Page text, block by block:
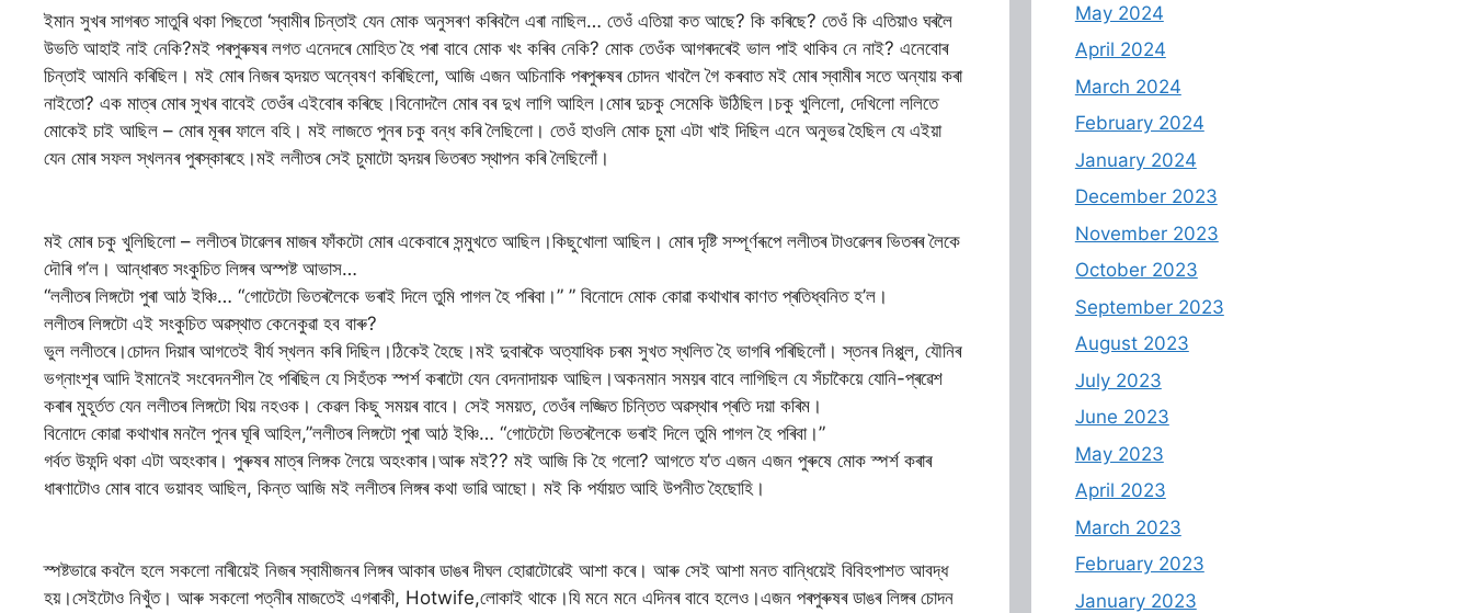
ইমান সুখৰ সাগৰত সাতুৰি থকা পিছতো ‘স্বামীৰ চিন্তাই যেন মোক অনুসৰণ কৰিবলৈ এৰা নাছিল… তেওঁ এতিয়া কত আছে? কি কৰিছে? তেওঁ কি এতিয়াও ঘৰলৈ
উভতি আহাই নাই নেকি?মই পৰপুৰুষৰ লগত এনেদৰে মোহিত হৈ পৰা বাবে মোক খং কৰিব নেকি? মোক তেওঁক আগৰদৰেই ভাল পাই থাকিব নে নাই? এনেবোৰ
চিন্তাই আমনি কৰিছিল। মই মোৰ নিজৰ হৃদয়ত অন্বেষণ কৰিছিলো, আজি এজন অচিনাকি পৰপুৰুষৰ চোদন খাবলৈ গৈ কৰবাত মই মোৰ স্বামীৰ সতে অন্যায় কৰা
নাইতো? এক মাত্ৰ মোৰ সুখৰ বাবেই তেওঁৰ এইবোৰ কৰিছে।বিনোদলৈ মোৰ বৰ দুখ লাগি আহিল।মোৰ দুচকু সেমেকি উঠিছিল।চকু খুলিলো, দেখিলো ললিতে
মোকেই চাই আছিল – মোৰ মূৰৰ ফালে বহি। মই লাজতে পুনৰ চকু বন্ধ কৰি লৈছিলো। তেওঁ হাওলি মোক চুমা এটা খাই দিছিল এনে অনুভৱ হৈছিল যে এইয়া
যেন মোৰ সফল স্খলনৰ পুৰস্কাৰহে।মই ললীতৰ সেই চুমাটো হৃদয়ৰ ভিতৰত স্থাপন কৰি লৈছিলোঁ।
মই মোৰ চকু খুলিছিলো – ললীতৰ টাৱেলৰ মাজৰ ফাঁকটো মোৰ একেবাৰে সন্মুখতে আছিল।কিছুখোলা আছিল। মোৰ দৃষ্টি সম্পূৰ্ণৰূপে ললীতৰ টাওৱেলৰ ভিতৰৰ লৈকে
দৌৰি গ’ল। আন্ধাৰত সংকুচিত লিঙ্গৰ অস্পষ্ট আভাস…
“ললীতৰ লিঙ্গটো পুৰা আঠ ইঞ্চি… “গোটেটো ভিতৰলৈকে ভৰাই দিলে তুমি পাগল হৈ পৰিবা।” ” বিনোদে মোক কোৱা কথাখাৰ কাণত প্ৰতিধ্বনিত হ’ল।
ললীতৰ লিঙ্গটো এই সংকুচিত অৱস্থাত কেনেকুৱা হব বাৰু?
ভুল ললীতৰে।চোদন দিয়াৰ আগতেই বীৰ্য স্খলন কৰি দিছিল।ঠিকেই হৈছে।মই দুবাৰকৈ অত্যাধিক চৰম সুখত স্খলিত হৈ ভাগৰি পৰিছিলোঁ। স্তনৰ নিপ্পুল, যৌনিৰ
ভগ্নাংশূৰ আদি ইমানেই সংবেদনশীল হৈ পৰিছিল যে সিহঁতক স্পৰ্শ কৰাটো যেন বেদনাদায়ক আছিল।অকনমান সময়ৰ বাবে লাগিছিল যে সঁচাকৈয়ে যোনি-প্ৰৱেশ
কৰাৰ মুহূৰ্তত যেন ললীতৰ লিঙ্গটো থিয় নহ‌ওক। কেৱল কিছু সময়ৰ বাবে। সেই সময়ত, তেওঁৰ লজ্জিত চিন্তিত অৱস্থাৰ প্ৰতি দয়া কৰিম।
বিনোদে কোৱা কথাখাৰ মনলৈ পুনৰ ঘূৰি আহিল,”ললীতৰ লিঙ্গটো পুৰা আঠ ইঞ্চি… “গোটেটো ভিতৰলৈকে ভৰাই দিলে তুমি পাগল হৈ পৰিবা।”
গৰ্বত উফন্দি থকা এটা অহংকাৰ। পুৰুষৰ মাত্ৰ লিঙ্গক লৈয়ে অহংকাৰ।আৰু মই?? মই আজি কি হৈ গলো? আগতে য’ত এজন এজন পুৰুষে মোক স্পৰ্শ কৰাৰ
ধাৰণাটোও মোৰ বাবে ভয়াবহ আছিল, কিন্ত আজি মই ললীতৰ লিঙ্গৰ কথা ভাৱি আছো। মই কি পৰ্যায়ত আহি উপনীত হৈছোহি।
স্পষ্টভাৱে কবলৈ হলে সকলো নাৰীয়েই নিজৰ স্বামীজনৰ লিঙ্গৰ আকাৰ ডাঙৰ দীঘল হোৱাটোৱেই আশা কৰে। আৰু সেই আশা মনত বান্ধিয়েই বিবিহপাশত আবদ্ধ
হয়।সেইটোও নিখুঁত। আৰু সকলো পত্নীৰ মাজতেই এগৰাকী, Hotwife,লোকাই থাকে।যি মনে মনে এদিনৰ বাবে হলেও।এজন পৰপুৰুষৰ ডাঙৰ লিঙ্গৰ চোদন
May 2024
April 2024
March 2024
February 2024
January 2024
December 2023
November 2023
October 2023
September 2023
August 2023
July 2023
June 2023
May 2023
April 2023
March 2023
February 2023
January 2023